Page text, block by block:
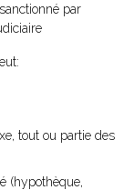
par
tout ou partie des
(hypothèque,